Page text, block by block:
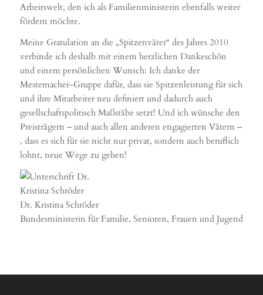
Arbeitswelt, den ich als Familienministerin ebenfalls weiter
fördern möchte.
Meine Gratulation an die „Spitzenväter“ des Jahres 2010
verbinde ich deshalb mit einem herzlichen Dankeschön
und einem persönlichen Wunsch: Ich danke der
Mestemacher-Gruppe dafür, dass sie Spitzenleistung für sich
und ihre Mitarbeiter neu definiert und dadurch auch
gesellschaftspolitisch Maßstäbe setzt! Und ich wünsche den
Preisträgern – und auch allen anderen engagierten Vätern –
, dass es sich für sie nicht nur privat, sondern auch beruflich
lohnt, neue Wege zu gehen!
Dr. Kristina Schröder
Bundesministerin für Familie, Senioren, Frauen und Jugend